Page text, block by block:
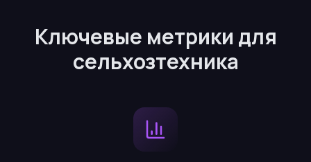
Ключевые метрики для
сельхозтехника